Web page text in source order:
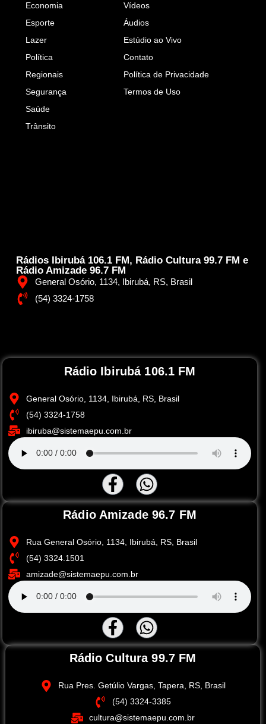
Rádios Ibirubá 106.1 FM, Rádio Cultura 99.7 FM e
Rádio Amizade 96.7 FM
General Osório, 1134, Ibirubá, RS, Brasil
(54) 3324-1758
Economia
Esporte
Lazer
Política
Regionais
Segurança
Saúde
Trânsito
Vídeos
Áudios
Estúdio ao Vivo
Contato
Política de Privacidade
Termos de Uso
Rádio Ibirubá 106.1 FM
General Osório, 1134, Ibirubá, RS, Brasil
(54) 3324-1758
ibiruba@sistemaepu.com.br
Rádio Amizade 96.7 FM
Rua General Osório, 1134, Ibirubá, RS, Brasil
(54) 3324.1501
amizade@sistemaepu.com.br
Rádio Cultura 99.7 FM
Rua Pres. Getúlio Vargas, Tapera, RS, Brasil
(54) 3324-3385
cultura@sistemaepu.com.br